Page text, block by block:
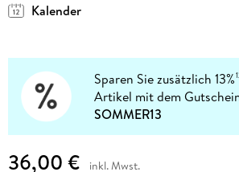
Kalender
Sparen Sie zusätzlich 13%
Artikel mit dem
SOMMER13
36,00 € inkl. Mwst.